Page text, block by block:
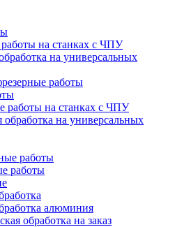
на станках с ЧПУ
на универсальных
работы
работы на станках с ЧПУ
обработка на универсальных
работы
работы
алюминия
обработка на заказ